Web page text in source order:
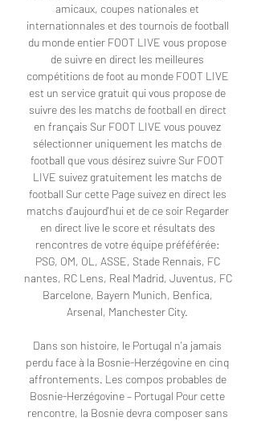
amicaux, coupes nationales et
internationnales et des tournois de football
du monde entier FOOT LIVE vous propose
de suivre en direct les meilleures
compétitions de foot au monde FOOT LIVE
est un service gratuit qui vous propose de
suivre des les matchs de football en direct
en français Sur FOOT LIVE vous pouvez
sélectionner uniquement les matchs de
football que vous désirez suivre Sur FOOT
LIVE suivez gratuitement les matchs de
football Sur cette Page suivez en direct les
matchs d'aujourd'hui et de ce soir Regarder
en direct live le score et résultats des
rencontres de votre équipe préféférée:
PSG, OM, OL, ASSE, Stade Rennais, FC
nantes, RC Lens, Real Madrid, Juventus, FC
Barcelone, Bayern Munich, Benfica,
Arsenal, Manchester City.
Dans son histoire, le Portugal n'a jamais
perdu face à la Bosnie-Herzégovine en cinq
affrontements. Les compos probables de
Bosnie-Herzégovine – Portugal Pour cette
rencontre, la Bosnie devra composer sans